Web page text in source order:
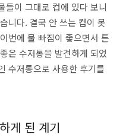
들이 그대로 컵에 있다 보니
니다. 결국 안 쓰는 컵이 못
번에 물 빠짐이 좋으면서 튼
은 수저통을 발견하게 되었
수저통으로 사용한 후기를
게 된 계기